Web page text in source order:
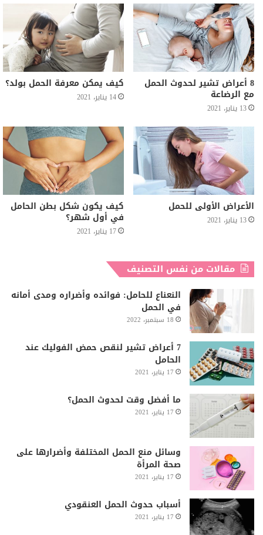
8 أعراض تشير لحدوث الحمل
مع الرضاعة
13 يناير، 2021
كيف يمكن معرفة الحمل بولد؟
14 يناير، 2021
الأعراض الأولى للحمل
13 يناير، 2021
كيف يكون شكل بطن الحامل
في أول شهر؟
17 يناير، 2021
مقالات من نفس التصنيف
النعناع للحامل: فوائده وأضراره ومدى أمانه
في الحمل
18 سبتمبر، 2022
7 أعراض تشير لنقص حمض الفوليك عند
الحامل
17 يناير، 2021
ما أفضل وقت لحدوث الحمل؟
17 يناير، 2021
وسائل منع الحمل المختلفة وأضرارها على
صحة المرأة
17 يناير، 2021
أسباب حدوث الحمل العنقودي
17 يناير، 2021